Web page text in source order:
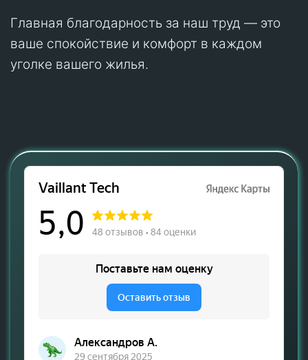
Главная благодарность за наш труд — это
ваше спокойствие и комфорт в каждом
уголке вашего жилья.